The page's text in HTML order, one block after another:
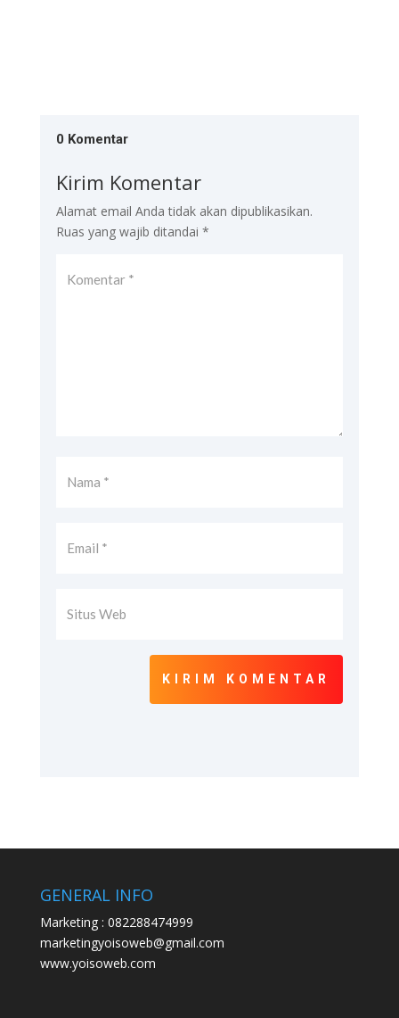
0 Komentar
Kirim Komentar
Alamat email Anda tidak akan dipublikasikan.
Ruas yang wajib ditandai *
KIRIM KOMENTAR
GENERAL INFO
Marketing : 082288474999
marketingyoisoweb@gmail.com
www.yoisoweb.com